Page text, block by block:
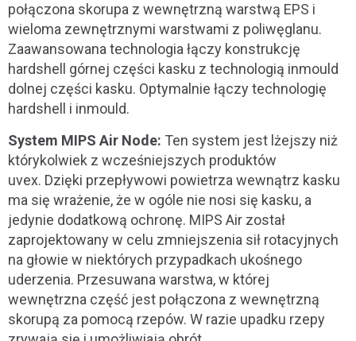
połączona skorupa z wewnętrzną warstwą EPS i
wieloma zewnętrznymi warstwami z poliwęglanu.
Zaawansowana technologia łączy konstrukcję
hardshell górnej części kasku z technologią inmould
dolnej części kasku. Optymalnie łączy technologię
hardshell i inmould.
System MIPS Air Node: Ten system jest lżejszy niż
którykolwiek z wcześniejszych produktów
uvex. Dzięki przepływowi powietrza wewnątrz kasku
ma się wrażenie, że w ogóle nie nosi się kasku, a
jedynie dodatkową ochronę. MIPS Air został
zaprojektowany w celu zmniejszenia sił rotacyjnych
na głowie w niektórych przypadkach ukośnego
uderzenia. Przesuwana warstwa, w której
wewnętrzna część jest połączona z wewnętrzną
skorupą za pomocą rzepów. W razie upadku rzepy